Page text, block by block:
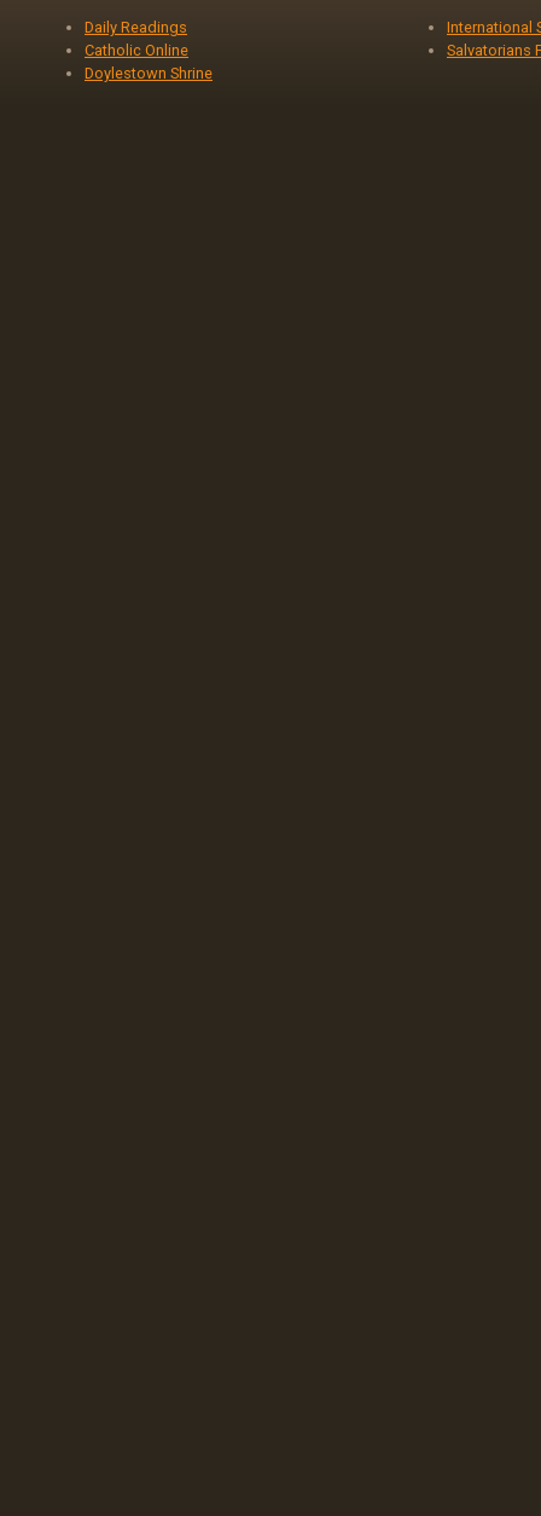
Daily Readings
Catholic Online
Doylestown Shrine
International
Salvatorians